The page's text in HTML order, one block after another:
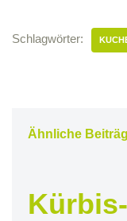
Schlagwörter:
Ähnliche